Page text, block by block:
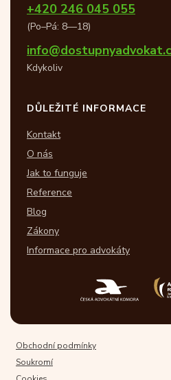
+420 246 045 055
(Po–Pá: 8—18)
Kdykoliv
DŮLEŽITÉ INFORMACE
Kontakt
O nás
Jak to funguje
Reference
Blog
Zákony
Informace pro advokáty
Obchodní podmínky
Soukromí